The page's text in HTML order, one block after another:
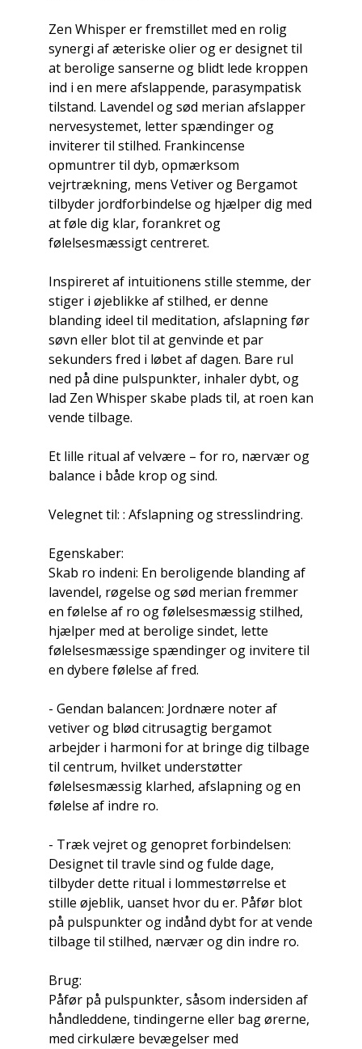
Zen Whisper er fremstillet med en rolig
synergi af æteriske olier og er designet til
at berolige sanserne og blidt lede kroppen
ind i en mere afslappende, parasympatisk
tilstand. Lavendel og sød merian afslapper
nervesystemet, letter spændinger og
inviterer til stilhed. Frankincense
opmuntrer til dyb, opmærksom
vejrtrækning, mens Vetiver og Bergamot
tilbyder jordforbindelse og hjælper dig med
at føle dig klar, forankret og
følelsesmæssigt centreret.
Inspireret af intuitionens stille stemme, der
stiger i øjeblikke af stilhed, er denne
blanding ideel til meditation, afslapning før
søvn eller blot til at genvinde et par
sekunders fred i løbet af dagen. Bare rul
ned på dine pulspunkter, inhaler dybt, og
lad Zen Whisper skabe plads til, at roen kan
vende tilbage.
Et lille ritual af velvære – for ro, nærvær og
balance i både krop og sind.
Velegnet til: : Afslapning og stresslindring.
Egenskaber:
Skab ro indeni: En beroligende blanding af
lavendel, røgelse og sød merian fremmer
en følelse af ro og følelsesmæssig stilhed,
hjælper med at berolige sindet, lette
følelsesmæssige spændinger og invitere til
en dybere følelse af fred.
- Gendan balancen: Jordnære noter af
vetiver og blød citrusagtig bergamot
arbejder i harmoni for at bringe dig tilbage
til centrum, hvilket understøtter
følelsesmæssig klarhed, afslapning og en
følelse af indre ro.
- Træk vejret og genopret forbindelsen:
Designet til travle sind og fulde dage,
tilbyder dette ritual i lommestørrelse et
stille øjeblik, uanset hvor du er. Påfør blot
på pulspunkter og indånd dybt for at vende
tilbage til stilhed, nærvær og din indre ro.
Brug:
Påfør på pulspunkter, såsom indersiden af ​​
håndleddene, tindingerne eller bag ørerne,
med cirkulære bevægelser med